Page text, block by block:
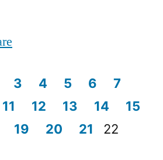
3 4 5 6
7
11 12 13 14
15
19 20 21
22